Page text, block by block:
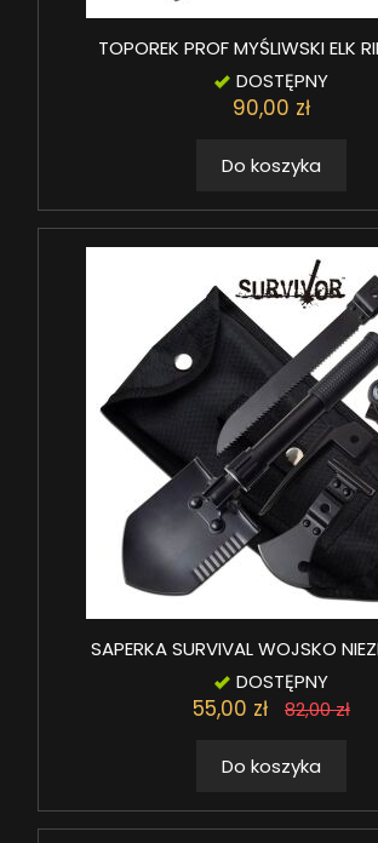
TOPOREK PROF MYŚLIWSKI ELK
DOSTĘPNY
90,00 zł
Do koszyka
SAPERKA SURVIVAL WOJSKO
DOSTĘPNY
55,00 zł 82,00 zł
Do koszyka